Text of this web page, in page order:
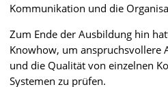
Kommunikation und die
Zum Ende der Ausbildung hin
Knowhow, um anspruchsvollere
und die Qualität von einzelnen
Systemen zu prüfen.